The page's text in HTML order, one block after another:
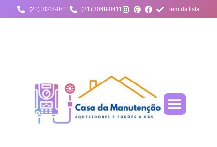
(21) 3048-0411 (21) 3048-0411 Item da lista